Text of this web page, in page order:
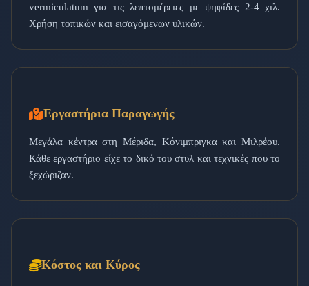
vermiculatum για τις λεπτομέρειες με ψηφίδες 2-4 χιλ.
Χρήση τοπικών και εισαγόμενων υλικών.
Εργαστήρια Παραγωγής
Μεγάλα κέντρα στη Μέριδα, Κόνιμπριγκα και Μιλρέου.
Κάθε εργαστήριο είχε το δικό του στυλ και τεχνικές που το
ξεχώριζαν.
Κόστος και Κύρος